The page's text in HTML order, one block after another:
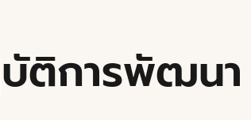
ติการพัฒนา